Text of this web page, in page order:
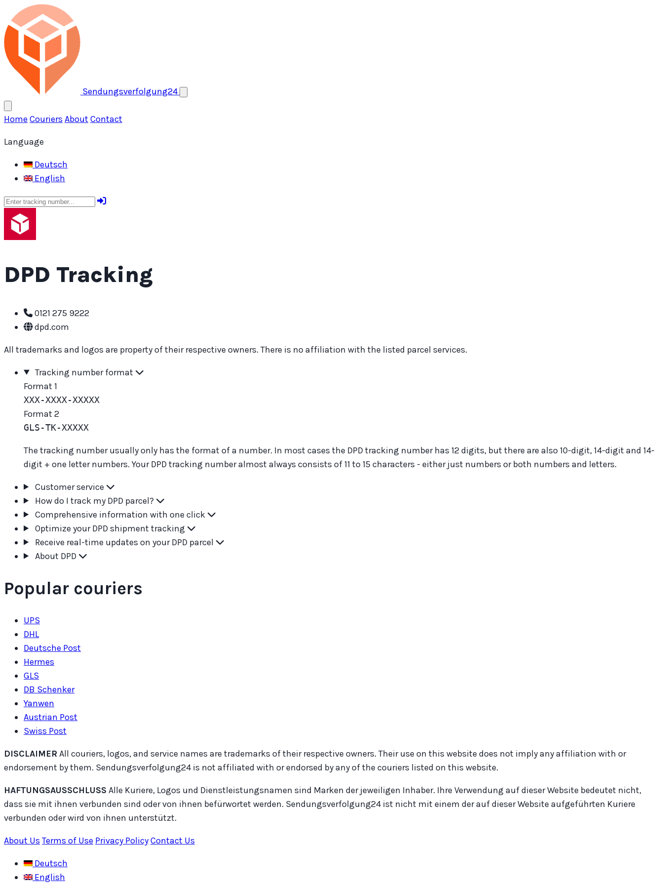
Open menu
Sendungsverfolgung24
Home Couriers About Contact
Language
Deutsch
English
DPD Tracking
0121 275 9222
dpd.com
All trademarks and logos are property of their respective owners. There is no affiliation with the listed parcel services.
Tracking number format
Format 1
XXX-XXXX-XXXXX
Format 2
GLS-TK-XXXXX
The tracking number usually only has the format of a number. In most cases the DPD tracking number has 12 digits, but there are also 10-digit, 14-digit and 14-
digit + one letter numbers. Your DPD tracking number almost always consists of 11 to 15 characters - either just numbers or both numbers and letters.
Customer service
How do I track my DPD parcel?
Comprehensive information with one click
Optimize your DPD shipment tracking
Receive real-time updates on your DPD parcel
About DPD
Popular couriers
UPS
DHL
Deutsche Post
Hermes
GLS
DB Schenker
Yanwen
Austrian Post
Swiss Post
DISCLAIMERAll couriers, logos, and service names are trademarks of their respective owners. Their use on this website does not imply any affiliation with or
endorsement by them. Sendungsverfolgung24 is not affiliated with or endorsed by any of the couriers listed on this website.
HAFTUNGSAUSSCHLUSS Alle Kuriere, Logos und Dienstleistungsnamen sind Marken der jeweiligen Inhaber. Ihre Verwendung auf dieser Website bedeutet nicht,
dass sie mit ihnen verbunden sind oder von ihnen befürwortet werden. Sendungsverfolgung24 ist nicht mit einem der auf dieser Website aufgeführten Kuriere
verbunden oder wird von ihnen unterstützt.
About Us Terms of Use Privacy PolicyContact Us
Deutsch
English